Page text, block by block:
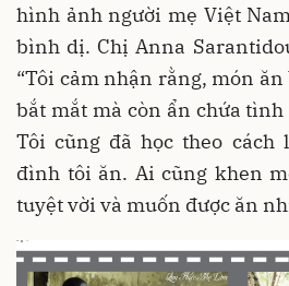
hình ảnh người mẹ Việt
bình dị. Chị Anna
“Tôi cảm nhận rằng, món
bắt mắt mà còn ẩn chứa
Tôi cũng đã học theo cách
đình tôi ăn. Ai cũng khen
tuyệt vời và muốn được ăn